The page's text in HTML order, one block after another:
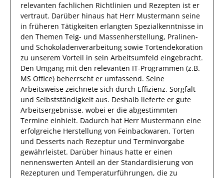
relevanten fachlichen Richtlinien und Rezepten ist er
vertraut. Darüber hinaus hat Herr Mustermann seine
in früheren Tätigkeiten erlangten Spezialkenntnisse in
den Themen Teig- und Massenherstellung, Pralinen-
und Schokoladenverarbeitung sowie Tortendekoration
zu unserem Vorteil in sein Arbeitsumfeld eingebracht.
Den Umgang mit den relevanten IT-Programmen (z.B.
MS Office) beherrscht er umfassend. Seine
Arbeitsweise zeichnete sich durch Effizienz, Sorgfalt
und Selbstständigkeit aus. Deshalb lieferte er gute
Arbeitsergebnisse, wobei er die abgestimmten
Termine einhielt. Dadurch hat Herr Mustermann eine
erfolgreiche Herstellung von Feinbackwaren, Torten
und Desserts nach Rezeptur und Terminvorgabe
gewährleistet. Darüber hinaus hatte er einen
nennenswerten Anteil an der Standardisierung von
Rezepturen und Temperaturführungen, die zu